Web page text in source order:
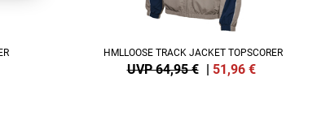
HMLLOOSE TRACK JACKET TOPSCORER
UVP 64,95 € | 51,96 €